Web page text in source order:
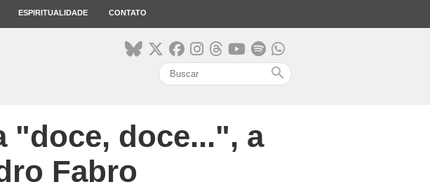
ESPIRITUALIDADE CONTATO
search
"doce, doce...", a
Fabro